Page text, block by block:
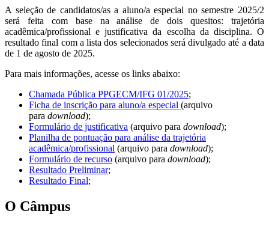
A seleção de candidatos/as a aluno/a especial no semestre 2025/2
será feita com base na análise de dois quesitos: trajetória
acadêmica/profissional e justificativa da escolha da disciplina. O
resultado final com a lista dos selecionados será divulgado até a data
de 1 de agosto de 2025.
Para mais informações, acesse os links abaixo:
Chamada Pública PPGECM/IFG 01/2025;
Ficha de inscrição para aluno/a especial (arquivo
para download);
Formulário de justificativa (arquivo para download);
Planilha de pontuação para análise da trajetória
acadêmica/profissional (arquivo para download);
Formulário de recurso (arquivo para download);
Resultado Preliminar;
Resultado Final;
O Câmpus